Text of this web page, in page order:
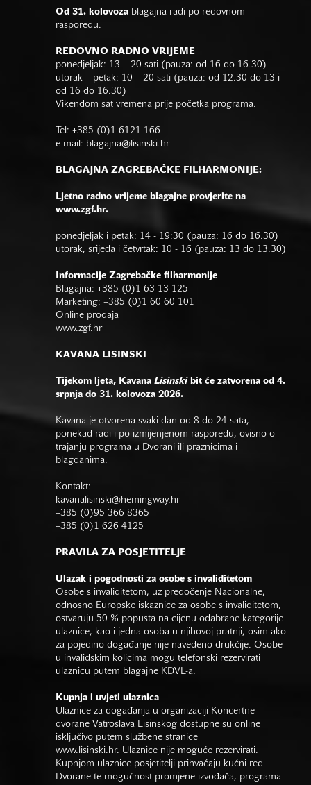
Od 31. kolovoza blagajna radi po redovnom
rasporedu.
REDOVNO RADNO VRIJEME
ponedjeljak: 13 – 20 sati (pauza: od 16 do 16.30)
utorak – petak: 10 – 20 sati (pauza: od 12.30 do 13 i
od 16 do 16.30)
Vikendom sat vremena prije početka programa.
Tel: +385 (0)1 6121 166
e-mail: blagajna@lisinski.hr
BLAGAJNA ZAGREBAČKE FILHARMONIJE:
Ljetno radno vrijeme blagajne provjerite na
www.zgf.hr.
ponedjeljak i petak: 14 - 19:30 (pauza: 16 do 16.30)
utorak, srijeda i četvrtak: 10 - 16 (pauza: 13 do 13.30)
Informacije Zagrebačke filharmonije
Blagajna: +385 (0)1 63 13 125
Marketing: +385 (0)1 60 60 101
Online prodaja
www.zgf.hr
KAVANA LISINSKI
Tijekom ljeta, Kavana Lisinskibit će zatvorena od 4.
srpnja do 31. kolovoza 2026.
Kavana je otvorena svaki dan od 8 do 24 sata,
ponekad radi i po izmijenjenom rasporedu, ovisno o
trajanju programa u Dvorani ili praznicima i
blagdanima.
Kontakt:
kavanalisinski@hemingway.hr
+385 (0)95 366 8365
+385 (0)1 626 4125
PRAVILA ZA POSJETITELJE
Ulazak i pogodnosti za osobe s invaliditetom
Osobe s invaliditetom, uz predočenje Nacionalne,
odnosno Europske iskaznice za osobe s invaliditetom,
ostvaruju 50 % popusta na cijenu odabrane kategorije
ulaznice, kao i jedna osoba u njihovoj pratnji, osim ako
za pojedino događanje nije navedeno drukčije. Osobe
u invalidskim kolicima mogu telefonski rezervirati
ulaznicu putem blagajne KDVL-a.
Kupnja i uvjeti ulaznica
Ulaznice za događanja u organizaciji Koncertne
dvorane Vatroslava Lisinskog dostupne su online
isključivo putem službene stranice
www.lisinski.hr. Ulaznice nije moguće rezervirati.
Kupnjom ulaznice posjetitelji prihvaćaju kućni red
Dvorane te mogućnost promjene izvođača, programa